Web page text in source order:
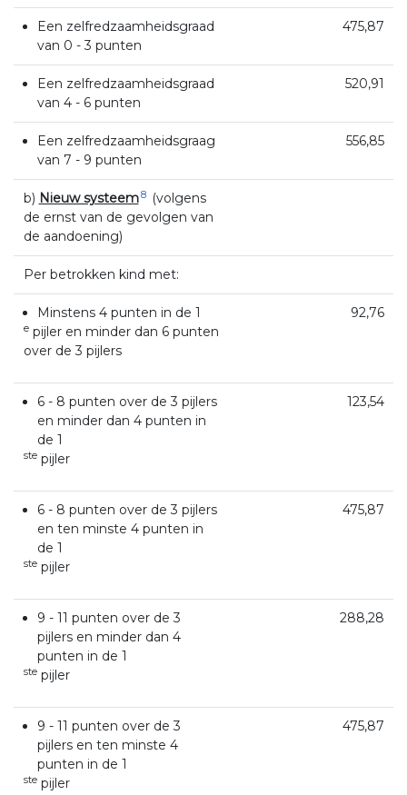
Een zelfredzaamheidsgraad
van 0 - 3 punten
475,87
Een zelfredzaamheidsgraad
van 4 - 6 punten
520,91
Een zelfredzaamheidsgraag
van 7 - 9 punten
556,85
b) Nieuw systeem8
(volgens
de ernst van de gevolgen van
de aandoening)
Per betrokken kind met:
Minstens 4 punten in de 1
epijler en minder dan 6 punten
over de 3 pijlers
92,76
6 - 8 punten over de 3 pijlers
en minder dan 4 punten in
de 1
stepijler
123,54
6 - 8 punten over de 3 pijlers
en ten minste 4 punten in
de 1
stepijler
475,87
9 - 11 punten over de 3
pijlers en minder dan 4
punten in de 1
stepijler
288,28
9 - 11 punten over de 3
pijlers en ten minste 4
punten in de 1
stepijler
475,87